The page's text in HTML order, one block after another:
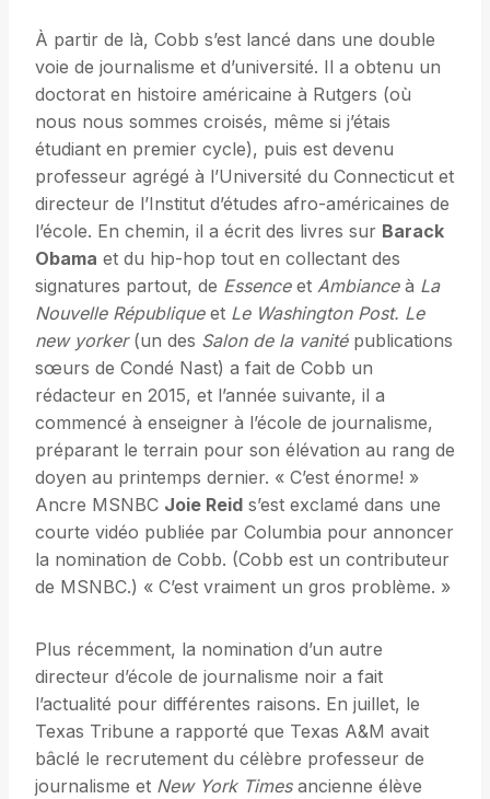
À partir de là, Cobb s’est lancé dans une double
voie de journalisme et d’université. Il a obtenu un
doctorat en histoire américaine à Rutgers (où
nous nous sommes croisés, même si j’étais
étudiant en premier cycle), puis est devenu
professeur agrégé à l’Université du Connecticut et
directeur de l’Institut d’études afro-américaines de
l’école. En chemin, il a écrit des livres sur Barack
Obama et du hip-hop tout en collectant des
signatures partout, de Essenceet Ambianceà La
Nouvelle Républiqueet Le Washington Post. Le
new yorker(un des Salon de la vanitépublications
sœurs de Condé Nast) a fait de Cobb un
rédacteur en 2015, et l’année suivante, il a
commencé à enseigner à l’école de journalisme,
préparant le terrain pour son élévation au rang de
doyen au printemps dernier. « C’est énorme! »
Ancre MSNBC Joie Reid s’est exclamé dans une
courte vidéo publiée par Columbia pour annoncer
la nomination de Cobb. (Cobb est un contributeur
de MSNBC.) « C’est vraiment un gros problème. »
Plus récemment, la nomination d’un autre
directeur d’école de journalisme noir a fait
l’actualité pour différentes raisons. En juillet, le
Texas Tribune a rapporté que Texas A&M avait
bâclé le recrutement du célèbre professeur de
journalisme et New York Timesancienne élève